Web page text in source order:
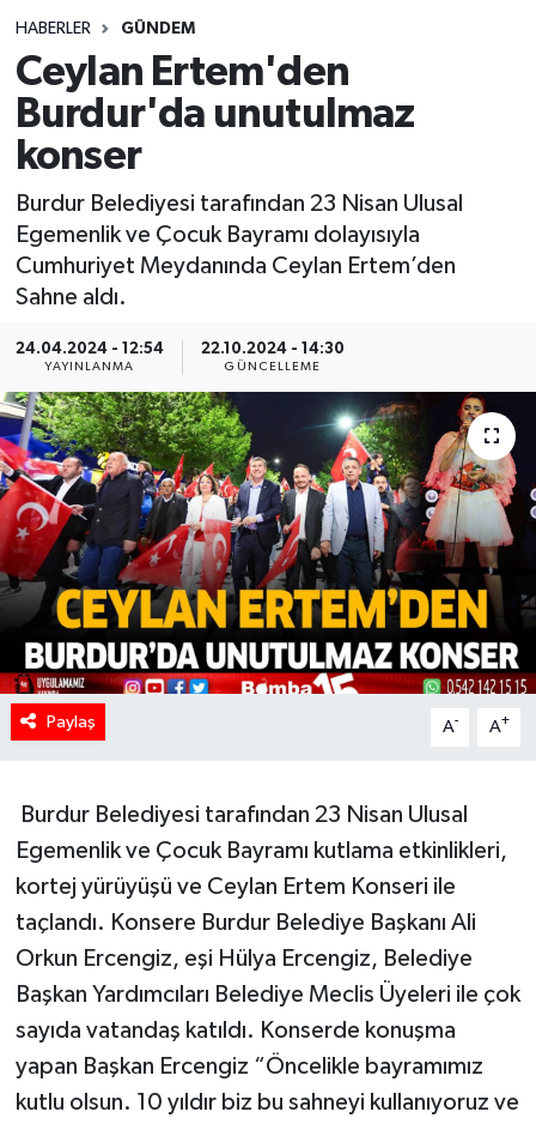
HABERLER GÜNDEM
Ceylan Ertem'den
Burdur'da unutulmaz
konser
Burdur Belediyesi tarafından 23 Nisan Ulusal
Egemenlik ve Çocuk Bayramı dolayısıyla
Cumhuriyet Meydanında Ceylan Ertem’den
Sahne aldı.
24.04.2024 - 12:54
YAYINLANMA
22.10.2024 - 14:30
GÜNCELLEME
Paylaş A- A+
Burdur Belediyesi tarafından 23 Nisan Ulusal
Egemenlik ve Çocuk Bayramı kutlama etkinlikleri,
kortej yürüyüşü ve Ceylan Ertem Konseri ile
taçlandı. Konsere Burdur Belediye Başkanı Ali
Orkun Ercengiz, eşi Hülya Ercengiz, Belediye
Başkan Yardımcıları Belediye Meclis Üyeleri ile çok
sayıda vatandaş katıldı. Konserde konuşma
yapan Başkan Ercengiz “Öncelikle bayramımız
kutlu olsun. 10 yıldır biz bu sahneyi kullanıyoruz ve
Spor
Tebrik
Türkiye